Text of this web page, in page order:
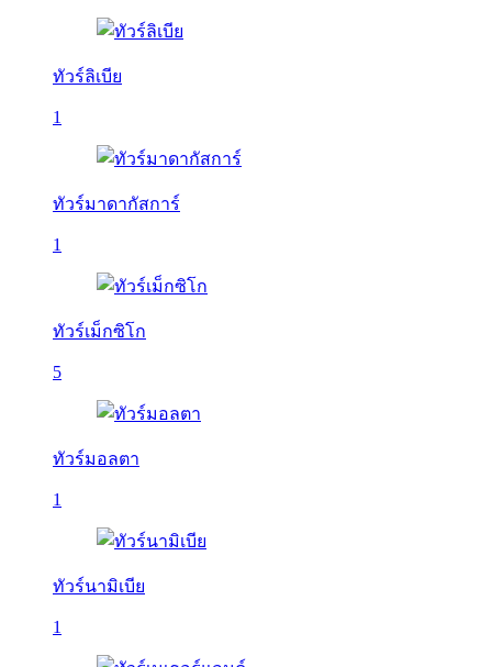
ทัวร์ลิเบีย
1
ทัวร์มาดากัสการ์
1
ทัวร์เม็กซิโก
5
ทัวร์มอลตา
1
ทัวร์นามิเบีย
1